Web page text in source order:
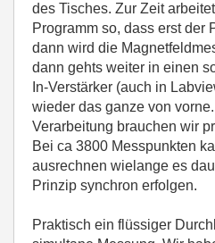
des Tisches. Zur Zeit
Programm so, dass erst der
dann wird die
dann gehts weiter in einen
In-Verstärker (auch in
wieder das ganze von
Verarbeitung brauchen wir
Bei ca 3800 Messpunkten
ausrechnen wielange es
Prinzip synchron erfolgen.
Praktisch ein flüssiger